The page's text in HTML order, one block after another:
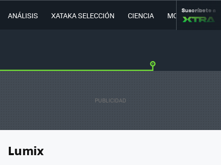
ANÁLISIS XATAKA SELECCIÓN CIENCIA MOVILIDAD
Suscríbete a
Lumix